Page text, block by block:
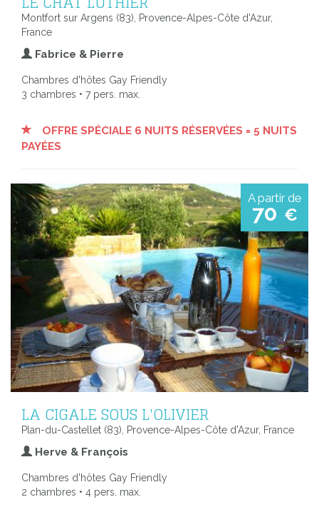
Montfort sur Argens (83), Provence-Alpes-Côte d'Azur,
France
Fabrice & Pierre
Chambres d'hôtes Gay Friendly
3 chambres • 7 pers. max.
OFFRE SPÉCIALE 6 NUITS RÉSERVÉES = 5 NUITS
PAYÉES
A partir de
70 €
LA CIGALE SOUS L'OLIVIER
Plan-du-Castellet (83), Provence-Alpes-Côte d'Azur, France
Herve & François
Chambres d'hôtes Gay Friendly
2 chambres • 4 pers. max.